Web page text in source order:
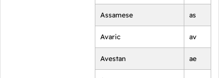
Assamese as
Avaric av
Avestan ae